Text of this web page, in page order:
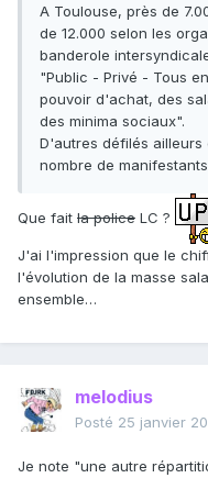
A Toulouse, près de
de 12.000 selon les
banderole
"Public - Privé - Tous
pouvoir d'achat, des
des minima sociaux".
D'autres défilés ailleurs
nombre de
Que fait la police LC ?
J'ai l'impression que le
l'évolution de la masse
ensemble…
melodius
Posté 25 janvier
Je note "une autre